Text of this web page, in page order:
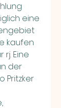
eine
kaufen
Eine
der
Pritzker